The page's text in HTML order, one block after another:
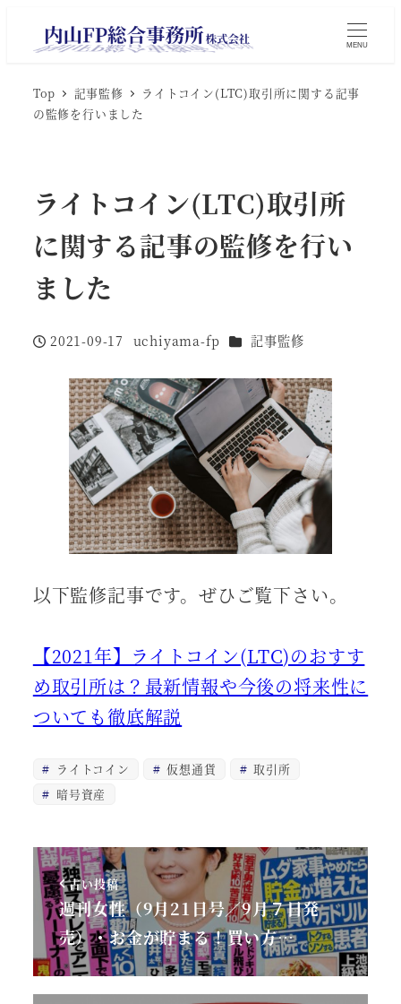
MENU
Top 記事監修
ライトコイン(LTC)取引所に関する記事
の監修を行いました
ライトコイン(LTC)取引所
に関する記事の監修を行い
ました
投稿日
2021-09-17
著
uchiyama-fp カテゴリー
記事監修
以下監修記事です。ぜひご覧下さい。
【2021年】ライトコイン(LTC)のおすす
め取引所は？最新情報や今後の将来性に
ついても徹底解説
ライトコイン 仮想通貨
取引所
暗号資産
古い投稿
週刊女性（9月21日号／9月７日発
売）・お金が貯まる！買い方…